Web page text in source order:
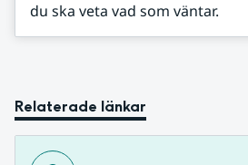
du ska veta vad som väntar.
Relaterade länkar